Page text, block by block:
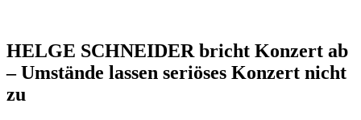
HELGE SCHNEIDER bricht Konzert ab
– Umstände lassen seriöses Konzert nicht
zu